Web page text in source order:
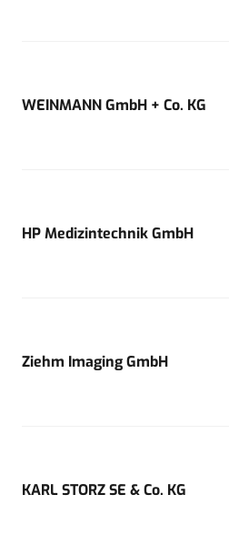
WEINMANN GmbH + Co. KG
HP Medizintechnik GmbH
Ziehm Imaging GmbH
KARL STORZ SE & Co. KG